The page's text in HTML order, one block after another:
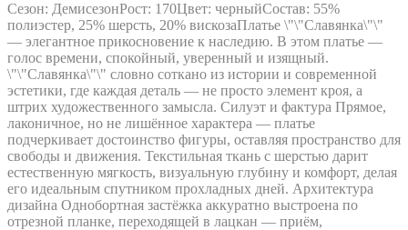
Сезон: ДемисезонРост: 170Цвет: черныйСостав: 55%
полиэстер, 25% шерсть, 20% вискозаПлатье \"\"Славянка\"\"
— элегантное прикосновение к наследию. В этом платье —
голос времени, спокойный, уверенный и изящный.
\"\"Славянка\"\" словно соткано из истории и современной
эстетики, где каждая деталь — не просто элемент кроя, а
штрих художественного замысла. Силуэт и фактура Прямое,
лаконичное, но не лишённое характера — платье
подчеркивает достоинство фигуры, оставляя пространство для
свободы и движения. Текстильная ткань с шерстью дарит
естественную мягкость, визуальную глубину и комфорт, делая
его идеальным спутником прохладных дней. Архитектура
дизайна Однобортная застёжка аккуратно выстроена по
отрезной планке, переходящей в лацкан — приём,